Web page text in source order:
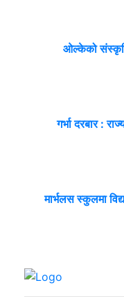
ओल्केको
गर्भा दरबार :
मार्भलस स्कुलमा
सुदीप्ता क्यान्सर